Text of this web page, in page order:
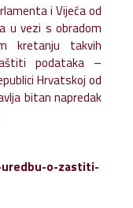
i Vijeća od
u vezi s obradom
kretanju takvih
podataka –
Hrvatskoj od
bitan napredak
o-zastiti-